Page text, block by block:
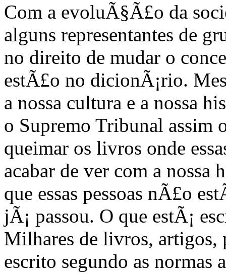
Com a evoluÃ§Ã£o da
alguns representantes de
no direito de mudar o
estÃ£o no dicionÃ¡rio.
a nossa cultura e a nossa
o Supremo Tribunal assim
queimar os livros onde
acabar de ver com a nossa
que essas pessoas nÃ£o
jÃ¡ passou. O que estÃ¡
Milhares de livros, artigos,
escrito segundo as normas